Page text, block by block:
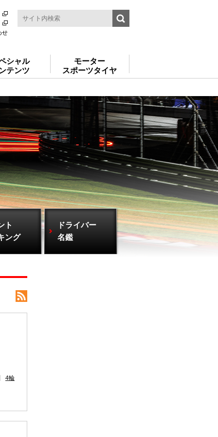
せ
シャル
テンツ
モーター
スポーツタイヤ
ト
ング
ドライバー
名鑑
4輪